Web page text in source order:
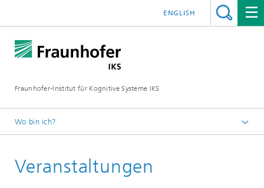
Fraunhofer-Institut für Kognitive Systeme IKS
ENGLISH
Wo bin ich?
Veranstaltungen